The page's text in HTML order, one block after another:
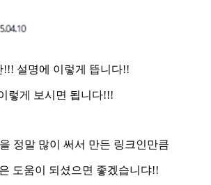
!!! 설명에 이렇게 뜹니다!!
렇게 보시면 됩니다!!!
정말 많이 써서 만든 링크인만큼
도움이 되셨으면 좋겠습니댜!!